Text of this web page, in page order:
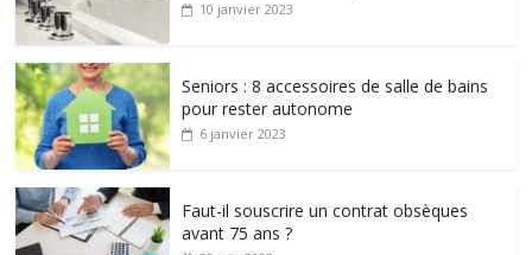
10 janvier 2023
Seniors : 8 accessoires de salle de bains
pour rester autonome
6 janvier 2023
Faut-il souscrire un contrat obsèques
avant 75 ans ?